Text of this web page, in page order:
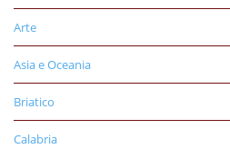
Arte
Asia e Oceania
Briatico
Calabria